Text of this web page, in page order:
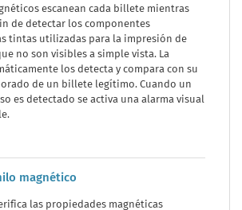
escanean cada billete mientras
de detectar los componentes
tintas utilizadas para la impresión de
no son visibles a simple vista. La
los detecta y compara con su
de un billete legítimo. Cuando un
es detectado se activa una alarma visual
magnético
las propiedades magnéticas